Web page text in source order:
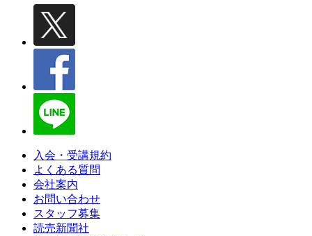
入会・受講規約
よくある質問
会社案内
お問い合わせ
スタッフ募集
読売新聞社